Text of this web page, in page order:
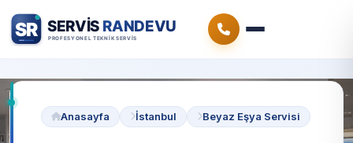
Anasayfa İstanbul Beyaz Eşya Servisi